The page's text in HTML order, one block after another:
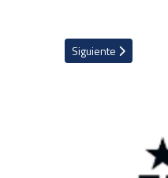
dura caída y queda fuera del
Artículo siguiente:
Siguiente